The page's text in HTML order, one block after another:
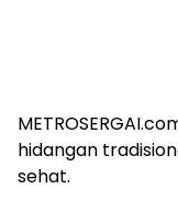
hidangan
sehat.